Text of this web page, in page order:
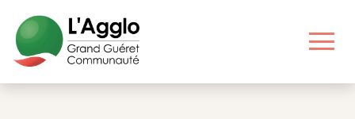
contenu
principal
menu
principal
liens
utiles
pied
page